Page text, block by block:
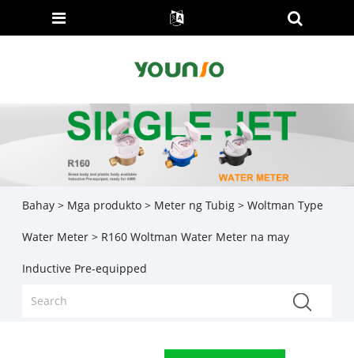
Bahay > Mga produkto> Meter ng Tubig> Woltman Type
Water Meter> R160 Woltman Water Meter na may
Inductive Pre-equipped